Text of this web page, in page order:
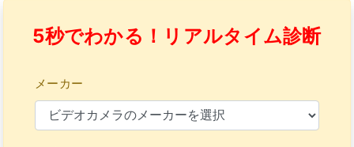
5秒でわかる！リアルタイム診断
メーカー